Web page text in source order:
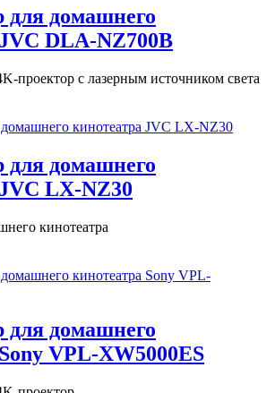
для домашнего
DLA-NZ700B
проектор c лазерным источником света
для домашнего
LX-NZ30
кинотеатра
для домашнего
VPL-XW5000ES